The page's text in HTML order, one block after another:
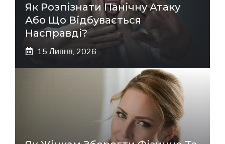
Як Розпізнати Панічну Атаку
Або Що Відбувається
Насправді?
15 Липня, 2026